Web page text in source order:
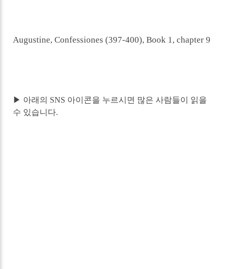
Augustine, Confessiones (397-400), Book 1, chapter 9
▶ 아래의 SNS 아이콘을 누르시면 많은 사람들이 읽을
수 있습니다.